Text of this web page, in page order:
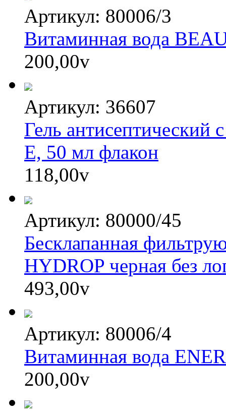
Артикул: 80006/3
Витаминная вода
200,00v
Артикул: 36607
Гель антисептический
Е, 50 мл флакон
118,00v
Артикул: 80000/45
Бесклапанная
HYDROP черная без
493,00v
Артикул: 80006/4
Витаминная вода
200,00v